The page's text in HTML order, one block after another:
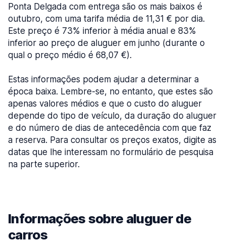
Ponta Delgada com entrega são os mais baixos é
outubro, com uma tarifa média de 11,31 € por dia.
Este preço é 73% inferior à média anual e 83%
inferior ao preço de aluguer em junho (durante o
qual o preço médio é 68,07 €).
Estas informações podem ajudar a determinar a
época baixa. Lembre-se, no entanto, que estes são
apenas valores médios e que o custo do aluguer
depende do tipo de veículo, da duração do aluguer
e do número de dias de antecedência com que faz
a reserva. Para consultar os preços exatos, digite as
datas que lhe interessam no formulário de pesquisa
na parte superior.
Informações sobre aluguer de
carros